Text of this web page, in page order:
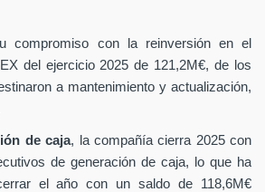
compromiso con la reinversión en el
del ejercicio 2025 de 121,2M€, de los
a mantenimiento y actualización,
de caja, la compañía cierra 2025 con
de generación de caja, lo que ha
el año con un saldo de 118,6M€